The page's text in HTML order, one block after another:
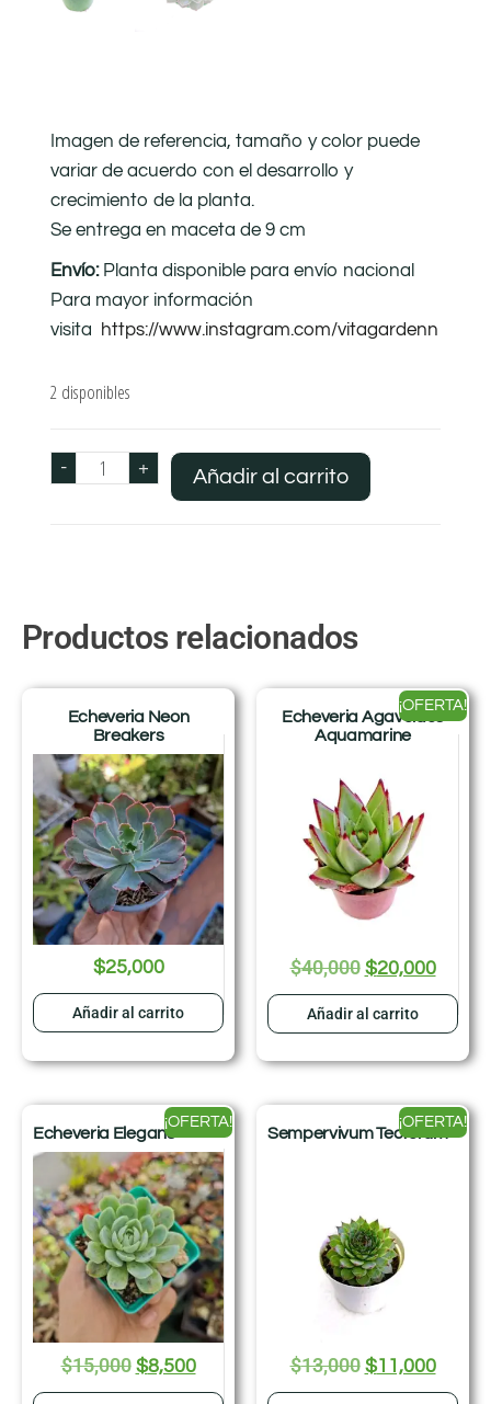
Imagen de referencia, tamaño y color puede
variar de acuerdo con el desarrollo y
crecimiento de la planta.
Se entrega en maceta de 9 cm
Envío: Planta disponible para envío nacional
Para mayor información
visita
https://www.instagram.com/vitagardenn
2 disponibles
- + Añadir al carrito
Productos relacionados
Echeveria Neon
Breakers
$25,000
Añadir al carrito
Echeveria Agavoides
Aquamarine
¡OFERTA!
$40,000 $20,000
Añadir al carrito
Echeveria Elegans
¡OFERTA!
$15,000 $8,500
Sempervivum Tectorum
¡OFERTA!
$13,000 $11,000